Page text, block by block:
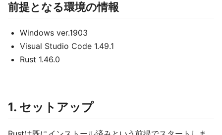
前提となる環境の情報
Windows ver.1903
Visual Studio Code 1.49.1
Rust 1.46.0
1. セットアップ